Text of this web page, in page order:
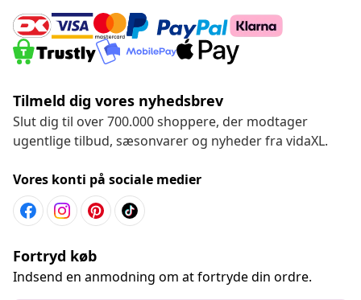
Tilmeld dig vores nyhedsbrev
Slut dig til over 700.000 shoppere, der modtager
ugentlige tilbud, sæsonvarer og nyheder fra vidaXL.
Vores konti på sociale medier
Fortryd køb
Indsend en anmodning om at fortryde din ordre.